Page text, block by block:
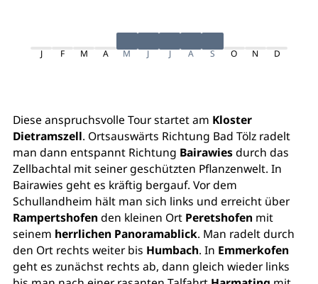
J F M A M J J A S O N D
Diese anspruchsvolle Tour startet am Kloster
Dietramszell. Ortsauswärts Richtung Bad Tölz radelt
man dann entspannt Richtung Bairawiesdurch das
Zellbachtal mit seiner geschützten Pflanzenwelt. In
Bairawies geht es kräftig bergauf. Vor dem
Schullandheim hält man sich links und erreicht über
Rampertshofen den kleinen Ort Peretshofen mit
seinem herrlichen Panoramablick. Man radelt durch
den Ort rechts weiter bis Humbach. In Emmerkofen
geht es zunächst rechts ab, dann gleich wieder links